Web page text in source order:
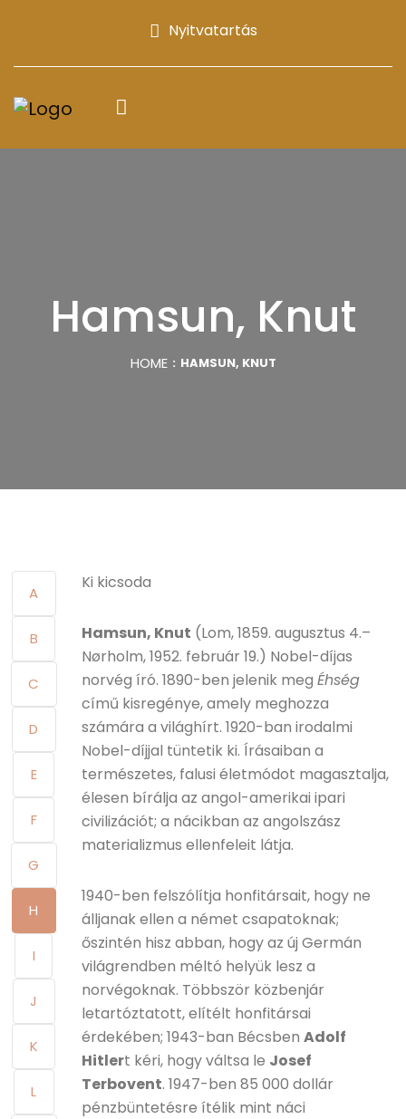
Nyitvatartás
Hamsun, Knut
HOME HAMSUN, KNUT
A
B
C
D
E
F
G
H
I
J
K
L
Ki kicsoda
Hamsun, Knut (Lom, 1859. augusztus 4.–
Nørholm, 1952. február 19.) Nobel-díjas
norvég író. 1890-ben jelenik meg Éhség
című kisregénye, amely meghozza
számára a világhírt. 1920-ban irodalmi
Nobel-díjjal tüntetik ki. Írásaiban a
természetes, falusi életmódot magasztalja,
élesen bírálja az angol-amerikai ipari
civilizációt; a nácikban az angolszász
materializmus ellenfeleit látja.
1940-ben felszólítja honfitársait, hogy ne
álljanak ellen a német csapatoknak;
őszintén hisz abban, hogy az új Germán
világrendben méltó helyük lesz a
norvégoknak. Többször közbenjár
letartóztatott, elítélt honfitársai
érdekében; 1943-ban Bécsben Adolf
Hitlert kéri, hogy váltsa le Josef
Terbovent. 1947-ben 85 000 dollár
pénzbüntetésre ítélik mint náci